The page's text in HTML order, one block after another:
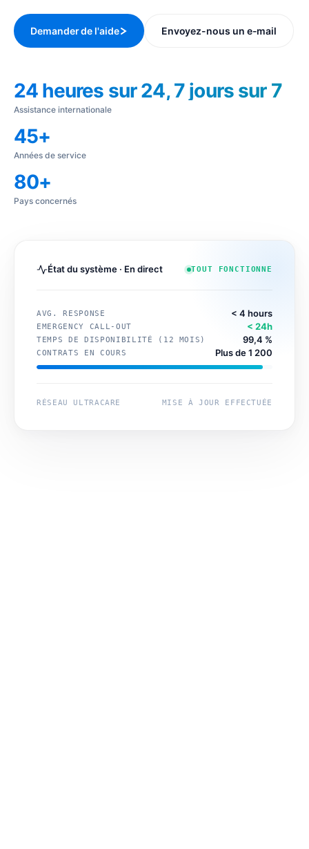
Demander de l'aide Envoyez-nous un e-mail
24 heures sur 24, 7 jours sur 7
Assistance internationale
45+
Années de service
80+
Pays concernés
État du système · En direct TOUT FONCTIONNE
AVG. RESPONSE < 4 hours
EMERGENCY CALL-OUT < 24h
TEMPS DE DISPONIBILITÉ (12 MOIS) 99,4 %
CONTRATS EN COURS Plus de 1 200
RÉSEAU ULTRACARE MISE À JOUR EFFECTUÉE